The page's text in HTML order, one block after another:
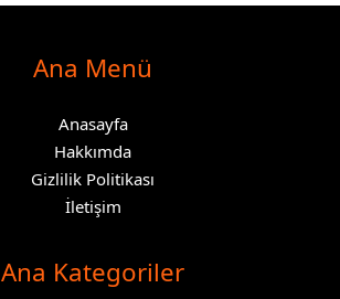
Ana Menü
Anasayfa
Hakkımda
Gizlilik Politikası
İletişim
Ana Kategoriler